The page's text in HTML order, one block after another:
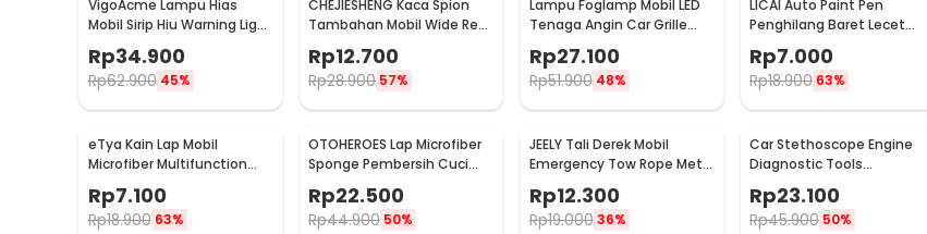
VigoAcme Lampu Hias
Mobil Sirip Hiu Warning Light
Solar Energy 8 LED - FZWJSD
Rp34.900
Rp62.900 45%
CHEJIESHENG Kaca Spion
Tambahan Mobil Wide Rear
080
Rp12.700
Rp28.900 57%
Lampu Foglamp Mobil LED
Tenaga Angin Car Grille
XY044
Rp27.100
Rp51.900 48%
LICAI Auto Paint Pen
Penghilang Baret Lecet
Rp7.000
Rp18.900 63%
eTya Kain Lap Mobil
Microfiber Multifunction
H-10
Rp7.100
Rp18.900 63%
OTOHEROES Lap Microfiber
Sponge Pembersih Cuci
Rp22.500
Rp44.900 50%
JEELY Tali Derek Mobil
Emergency Tow Rope Metal
Buckle U-Type 2.7M - JL30
Rp12.300
Rp19.000 36%
Car Stethoscope Engine
Diagnostic Tools
Stetoskop Mesin Mobil -
W80582
Rp23.100
Rp45.900 50%